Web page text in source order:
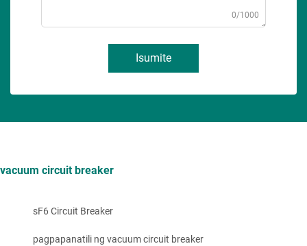
0/1000
Isumite
vacuum circuit breaker
sF6 Circuit Breaker
pagpapanatili ng vacuum circuit breaker